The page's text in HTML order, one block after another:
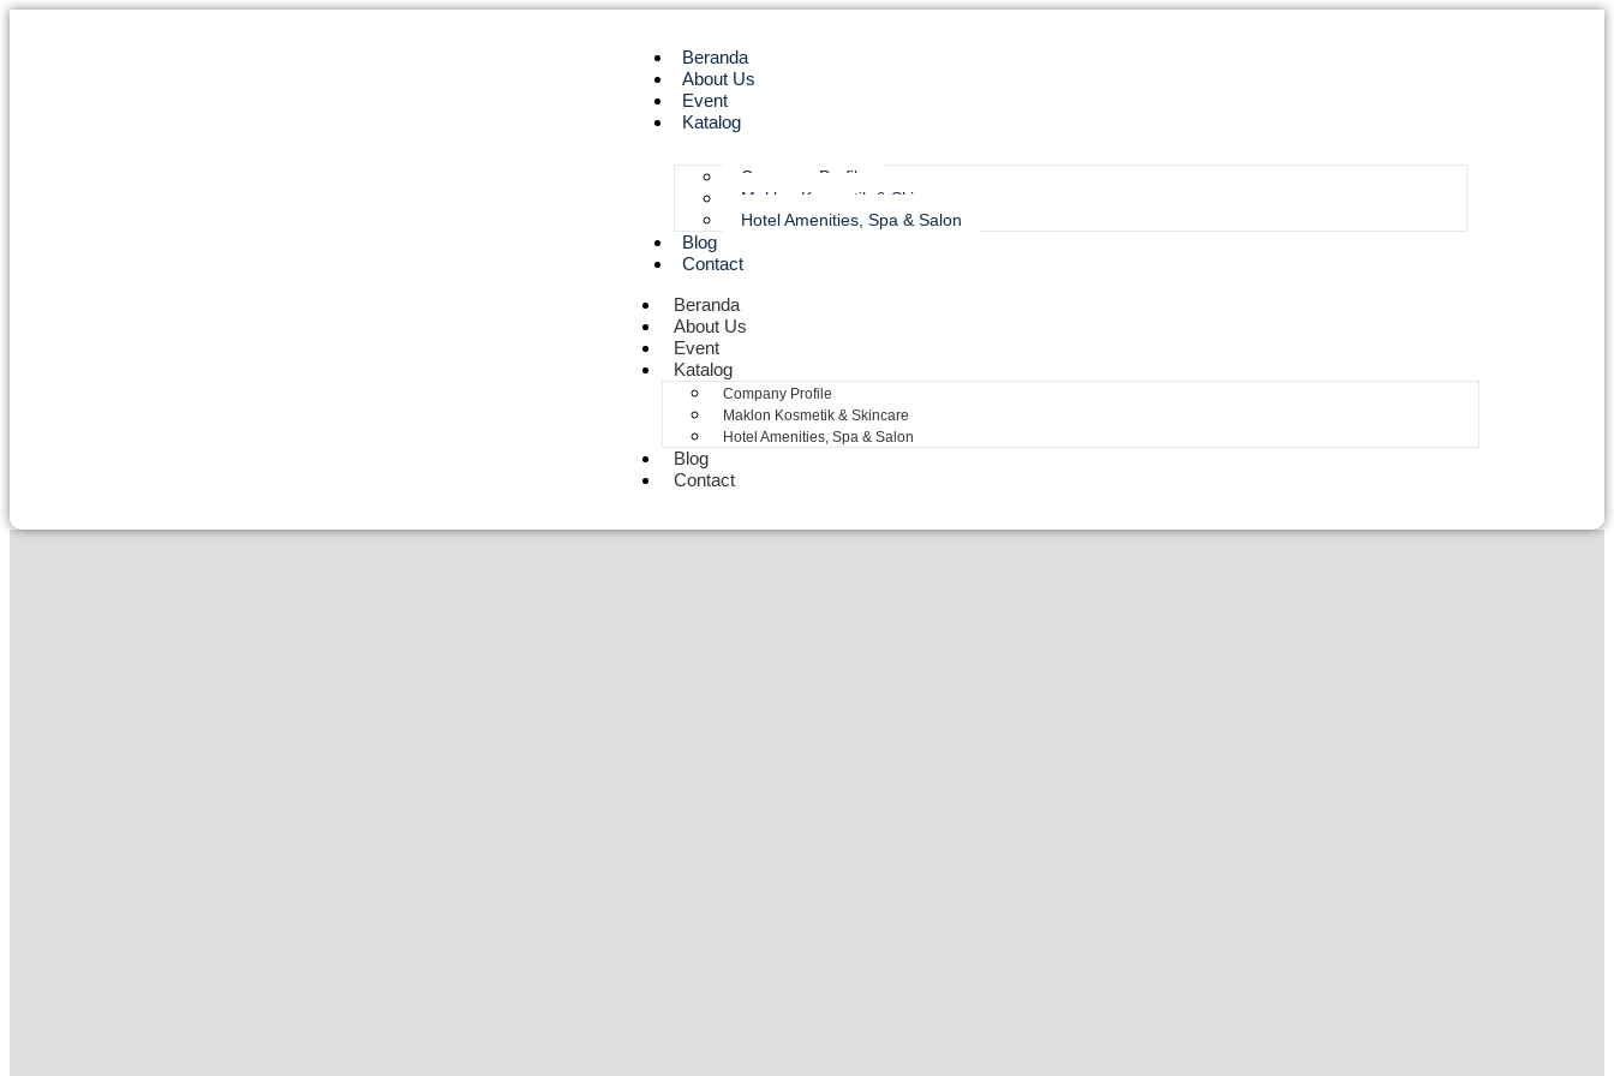
Beranda
About Us
Event
Katalog
Company Profile
Maklon Kosmetik & Skincare
Hotel Amenities, Spa & Salon
Blog
Contact
Beranda
About Us
Event
Katalog
Company Profile
Maklon Kosmetik & Skincare
Hotel Amenities, Spa & Salon
Blog
Contact